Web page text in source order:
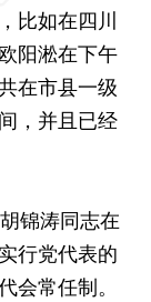
比如在四川
阳淞在下午
在市县一级
，并且已经
锦涛同志在
行党代表的
会常任制。